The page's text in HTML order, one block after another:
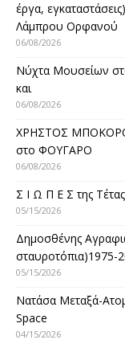
έργα,
Λάμπρου Ορφανού
06/08/2026
Νύχτα Μουσείων
και
06/08/2026
ΧΡΗΣΤΟΣ
στο ΦΟΥΓΑΡΟ
06/08/2026
Σ Ι Ω Π Ε Σ της
05/15/2026
Δημοσθένης
σταυροτόπια)1975-
05/15/2026
Νατάσα Μεταξά-
Space
04/15/2026